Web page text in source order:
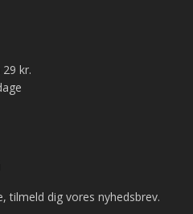
kr.
tilmeld dig vores nyhedsbrev.